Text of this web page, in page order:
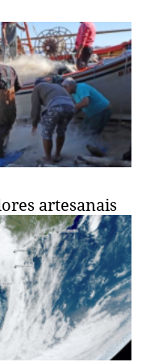
artesanais